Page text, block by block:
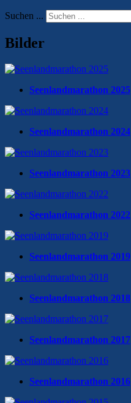
Suchen ...
Bilder
Seenlandmarathon 2025
Seenlandmarathon 2024
Seenlandmarathon 2023
Seenlandmarathon 2022
Seenlandmarathon 2019
Seenlandmarathon 2018
Seenlandmarathon 2017
Seenlandmarathon 2016